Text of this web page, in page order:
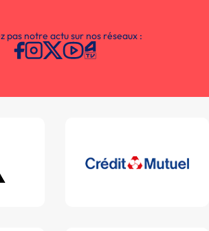
pas notre actu sur nos réseaux :